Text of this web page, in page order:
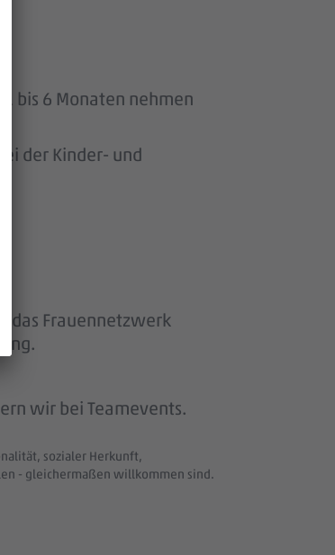
bis 6 Monaten nehmen
der Kinder- und
das Frauennetzwerk
wir bei Teamevents.
sozialer Herkunft,
- gleichermaßen willkommen sind.